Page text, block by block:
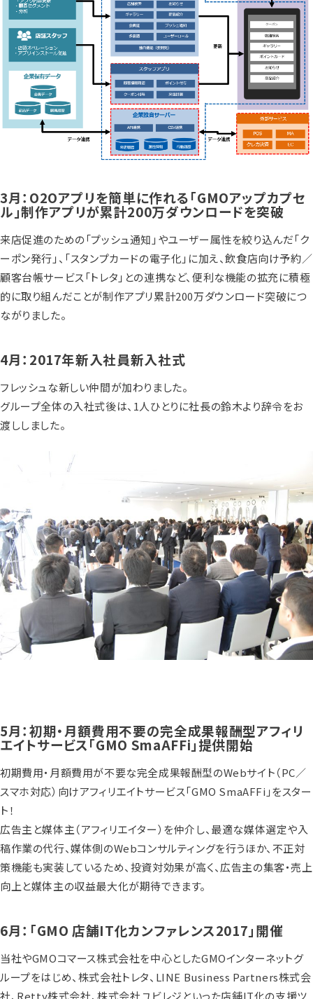
3月：O2Oアプリを簡単に作れる「GMOアップカプセ
ル」制作アプリが累計200万ダウンロードを突破
来店促進のための「プッシュ通知」やユーザー属性を絞り込んだ「ク
ーポン発行」、「スタンプカードの電子化」に加え、飲食店向け予約／
顧客台帳サービス「トレタ」との連携など、便利な機能の拡充に積極
的に取り組んだことが制作アプリ累計200万ダウンロード突破につ
ながりました。
4月：2017年新入社員新入社式
フレッシュな新しい仲間が加わりました。
グループ全体の入社式後は、1人ひとりに社長の鈴木より辞令をお
渡ししました。
5月：初期・月額費用不要の完全成果報酬型アフィリ
エイトサービス「GMO SmaAFFi」提供開始
初期費用・月額費用が不要な完全成果報酬型のWebサイト（PC／
スマホ対応）向けアフィリエイトサービス「GMO SmaAFFi」をスター
ト！
広告主と媒体主（アフィリエイター）を仲介し、最適な媒体選定や入
稿作業の代行、媒体側のWebコンサルティングを行うほか、不正対
策機能も実装しているため、投資対効果が高く、広告主の集客・売上
向上と媒体主の収益最大化が期待できます。
6月：「GMO 店舗IT化カンファレンス2017」開催
当社やGMOコマース株式会社を中心としたGMOインターネットグ
ループをはじめ、株式会社トレタ、LINE Business Partners株式会
社、Retty株式会社、株式会社ユビレジといった店舗IT化の支援ツ